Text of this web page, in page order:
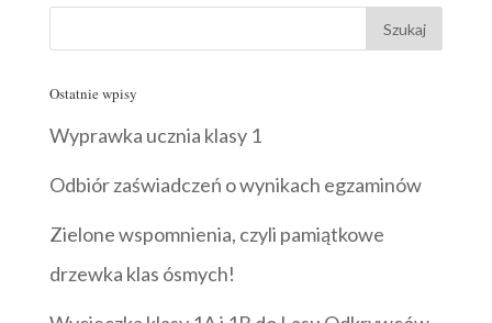
Ostatnie wpisy
Wyprawka ucznia klasy 1
Odbiór zaświadczeń o wynikach egzaminów
Zielone wspomnienia, czyli pamiątkowe
drzewka klas ósmych!